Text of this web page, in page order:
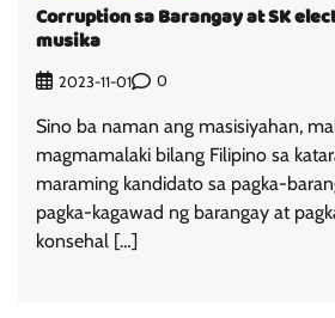
Corruption sa Barangay at SK
musika
2023-11-01 0
Sino ba naman ang masisiyahan,
magmamalaki bilang Filipino sa
maraming kandidato sa pagka-
pagka-kagawad ng barangay at
konsehal […]